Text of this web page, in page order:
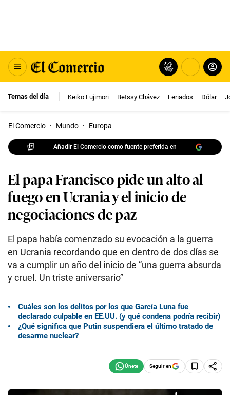
Temas del día Keiko Fujimori Betssy Chávez Feriados Dólar
El Comercio · Mundo · Europa
Añadir El Comercio como fuente preferida en
El papa Francisco pide un alto al
fuego en Ucrania y el inicio de
negociaciones de paz
El papa había comenzado su evocación a la guerra
en Ucrania recordando que en dentro de dos días se
va a cumplir un año del inicio de “una guerra absurda
y cruel. Un triste aniversario”
Cuáles son los delitos por los que García Luna fue
declarado culpable en EE.UU. (y qué condena podría recibir)
¿Qué significa que Putin suspendiera el último tratado de
desarme nuclear?
Seguir en